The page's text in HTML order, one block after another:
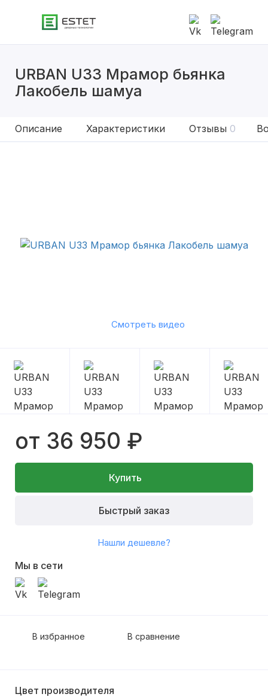
URBAN U33 Мрамор бьянка
Лакобель шамуа
Описание Характеристики Отзывы 0
Смотреть видео
от 36 950 ₽
Купить
Быстрый заказ
Нашли дешевле?
Мы в сети
В избранное В сравнение
Цвет производителя